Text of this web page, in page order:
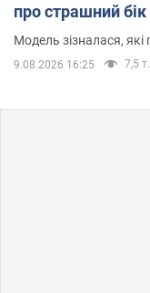
про страшний
Модель зізналася, які
9.08.2026 16:25 7,5 т.